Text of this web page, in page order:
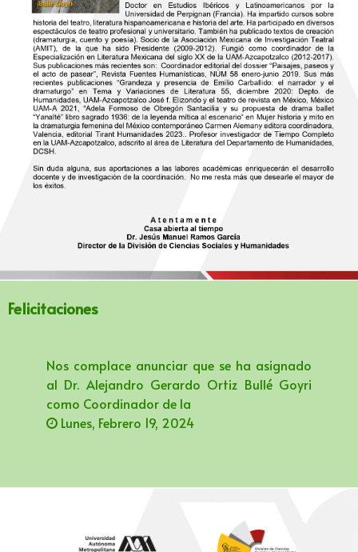
Felicitaciones
Nos complace anunciar que se ha asignado
al Dr. Alejandro Gerardo Ortiz Bullé Goyri
como Coordinador de la
Lunes, Febrero 19, 2024